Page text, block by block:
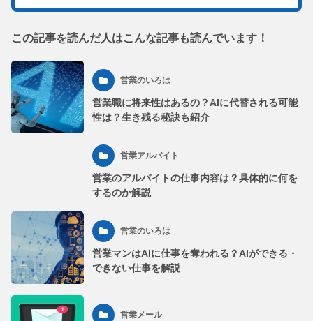
この記事を読んだ人はこんな記事も読んでいます！
営業のいろは
営業職に将来性はあるの？AIに代替される可能
性は？生き残る秘訣も紹介
営業アルバイト
営業のアルバイトの仕事内容は？具体的に何を
するのか解説
営業のいろは
営業マンはAIに仕事を奪われる？AIができる・
できない仕事を解説
営業メール